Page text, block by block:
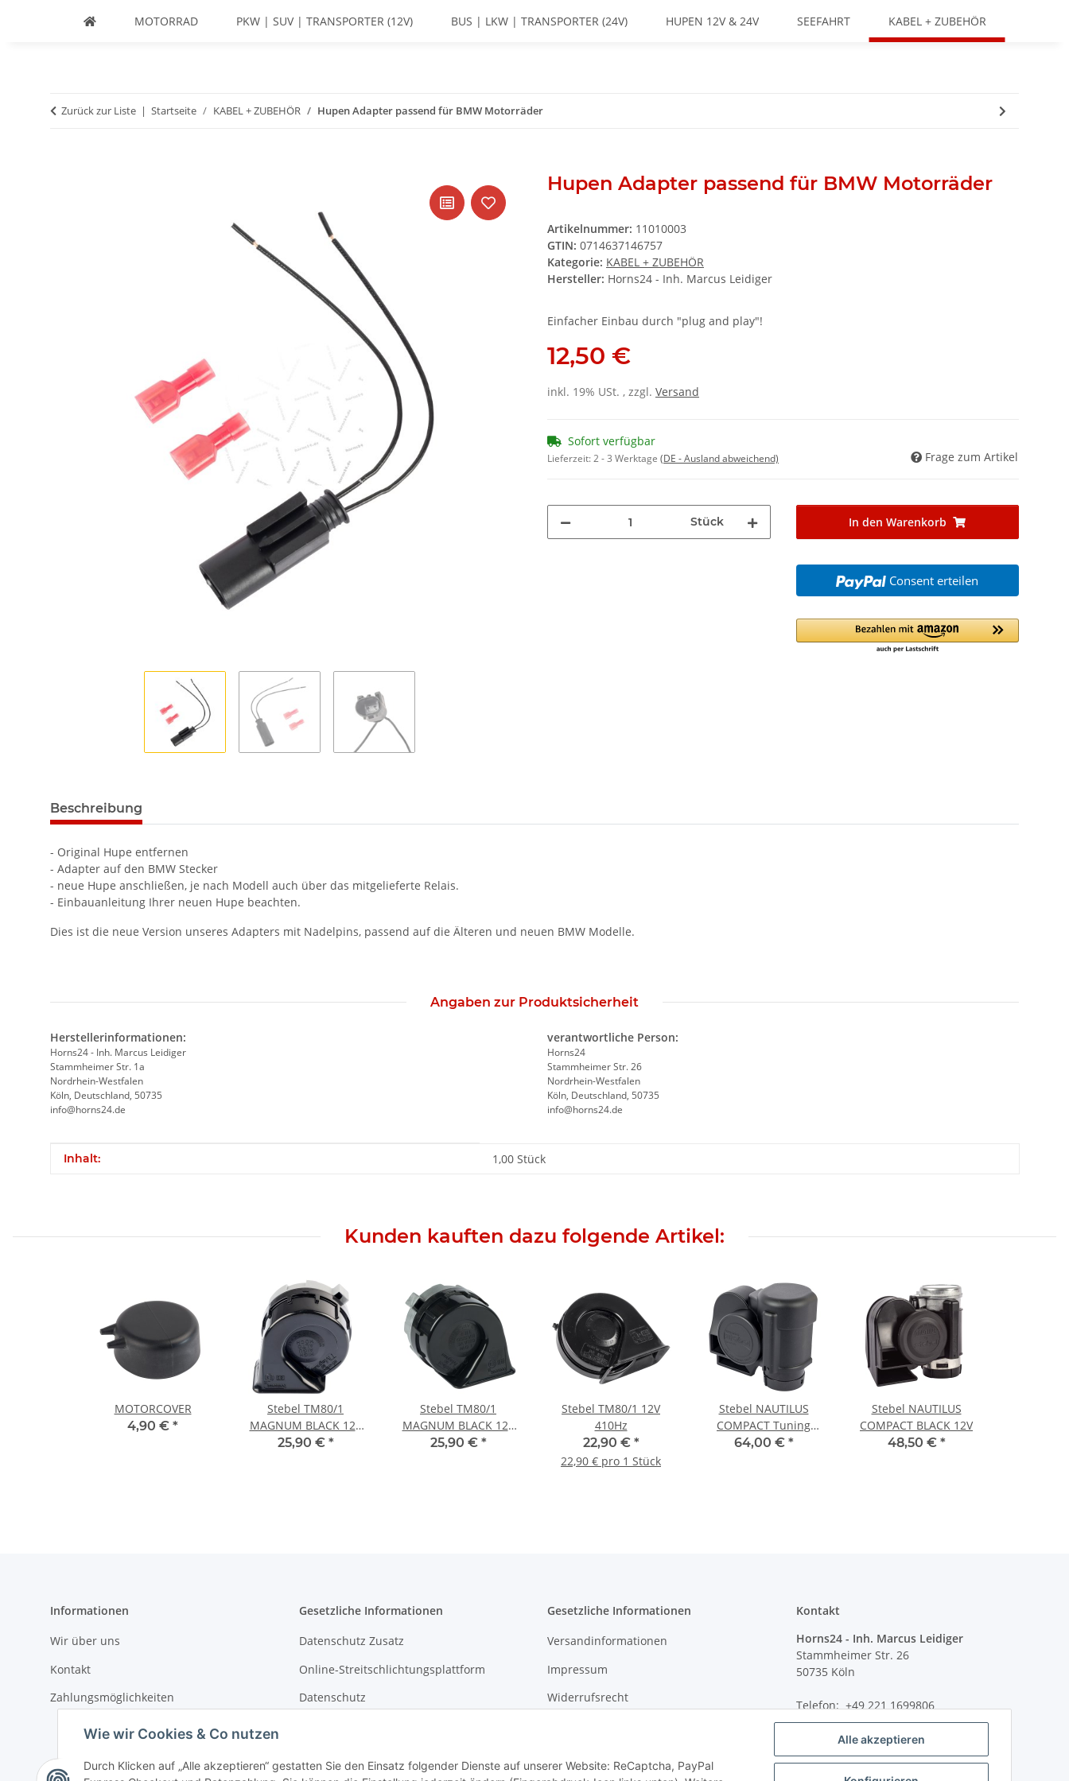
Alle akzeptieren
Wie wir Cookies & Co nutzen
Durch Klicken auf „Alle akzeptieren“ gestatten Sie den Einsatz folgender Dienste auf unserer Website: ReCaptcha, PayPal
MOTORRAD PKW | SUV | TRANSPORTER (12V) BUS | LKW | TRANSPORTER (24V) HUPEN 12V & 24V SEEFAHRT KABEL + ZUBEHÖR
Zurück zur Liste Startseite KABEL + ZUBEHÖR Hupen Adapter passend für BMW Motorräder
Hupen Adapter passend für BMW Motorräder
Artikelnummer: 11010003
GTIN: 0714637146757
Kategorie: KABEL + ZUBEHÖR
Hersteller: Horns24 - Inh. Marcus Leidiger
Einfacher Einbau durch "plug and play"!
12,50 €
inkl. 19% USt. , zzgl. Versand
Sofort verfügbar
Lieferzeit:2 - 3 Werktage (DE - Ausland abweichend) Frage zum Artikel
Stück In den Warenkorb
Consent erteilen
Beschreibung
- Original Hupe entfernen
- Adapter auf den BMW Stecker
- neue Hupe anschließen, je nach Modell auch über das mitgelieferte Relais.
- Einbauanleitung Ihrer neuen Hupe beachten.
Dies ist die neue Version unseres Adapters mit Nadelpins, passend auf die Älteren und neuen BMW Modelle.
Angaben zur Produktsicherheit
Herstellerinformationen:
Horns24 - Inh. Marcus Leidiger
Stammheimer Str. 1a
Nordrhein-Westfalen
Köln, Deutschland, 50735
info@horns24.de
verantwortliche Person:
Horns24
Stammheimer Str. 26
Nordrhein-Westfalen
Köln, Deutschland, 50735
info@horns24.de
Produkteigenschaft
Wert
Inhalt: 1,00 Stück
Kunden kauften dazu folgende Artikel:
MOTORCOVER
4,90 € *
Stebel TM80/1
MAGNUM BLACK 12V
500Hz
25,90 € *
Stebel TM80/1
MAGNUM BLACK 12V
410Hz
25,90 € *
Stebel TM80/1 12V
410Hz
22,90 € *
22,90 € pro 1 Stück
Stebel NAUTILUS
COMPACT Tuning
BLACK 12V
64,00 € *
Stebel NAUTILUS
COMPACT BLACK 12V
48,50 € *
Informationen
Wir über uns
Kontakt
Zahlungsmöglichkeiten
Gesetzliche Informationen
Datenschutz Zusatz
Online-Streitschlichtungsplattform
Datenschutz
Gesetzliche Informationen
Versandinformationen
Impressum
Widerrufsrecht
Kontakt
Horns24 - Inh. Marcus Leidiger
Stammheimer Str. 26
50735 Köln
Telefon: +49 221 1699806